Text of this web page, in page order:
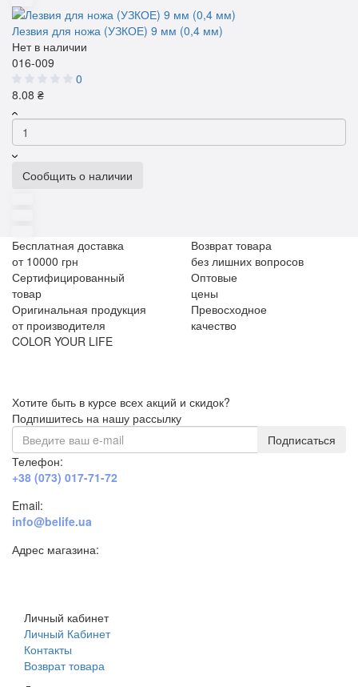
Лезвия для ножа (УЗКОЕ) 9 мм (0,4 мм)
Нет в наличии
016-009
0
8.08 ₴
Сообщить о наличии
Бесплатная доставка
от 10000 грн
Возврат товара
без лишних вопросов
Сертифицированный
товар
Оптовые
цены
Оригинальная продукция
от производителя
Превосходное
качество
COLOR YOUR LIFE
Хотите быть в курсе всех акций и скидок?
Подпишитесь на нашу рассылку
Подписаться
Телефон:
+38 (073) 017-71-72
Email:
info@belife.ua
Адрес магазина:
Личный кабинет
Личный Кабинет
Контакты
Возврат товара